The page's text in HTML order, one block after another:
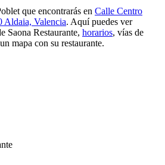
que encontrarás en Calle Centro
Aldaia, Valencia. Aquí puedes ver
Saona Restaurante, horarios, vías de
mapa con su restaurante.